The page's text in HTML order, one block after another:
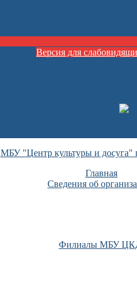
Версия для
МБУ "Центр культуры и досуга"
Главная
Сведения об
Филиалы МБУ